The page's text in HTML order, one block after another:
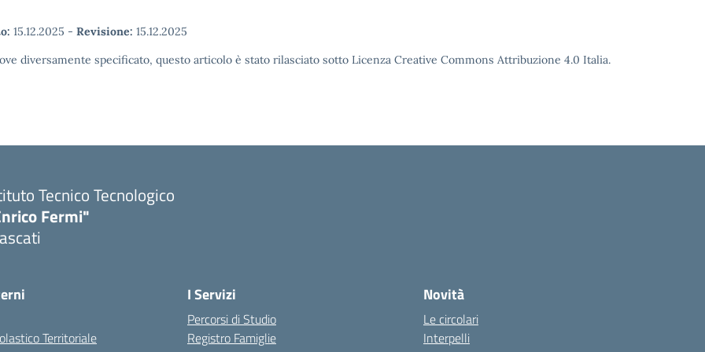
15.12.2025 - Revisione: 15.12.2025
diversamente specificato, questo articolo è stato rilasciato sotto Licenza Creative Commons Attribuzione 4.0 Italia.
Tecnico Tecnologico
Fermi"
Territoriale
I Servizi
Percorsi di Studio
Registro Famiglie
Novità
Le circolari
Interpelli